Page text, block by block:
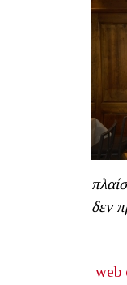
δεν
web